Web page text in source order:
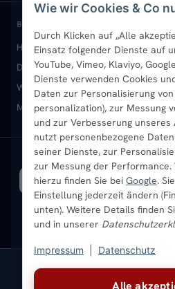
Alle
Wie wir Cookies & Co
Durch Klicken auf „Alle
Einsatz folgender Dienste auf
YouTube, Vimeo, Klaviyo,
Dienste verwenden Cookies
Daten zur Personalisierung von
personalization), zur Messung
und zur Verbesserung unseres
nutzt personenbezogene
seiner Dienste, zur
zur Messung der
hierzu finden Sie bei Google.
Einstellung jederzeit ändern
unten). Weitere Details finden
und in unserer
Impressum Datenschutz
Paneelheizkörper
Vertikal-Heizkörper
Heizkörper-Zubehör
Rückgabe & Widerruf
Garantie & Gewährleistung
Montageservice vor Ort
Sendung verfolgen
Standort & Abholung Jüchen
B2B-Kunden
Karriere
Ratgeber
Bestpreisgarantie
Anmelden / Mein Konto
Merkliste
Newsletter
Aktuelle Angebote
BELIEBTE KATEGORIEN
Heizkörper kaufenBadheizkörper
Design-HeizkörperPaneelheizkörper
Wandheizkörper Wohnraum-Heizkörper
Mischbetrieb-HeizkörperHeizkörper-
SICHERE ZAHLUNG